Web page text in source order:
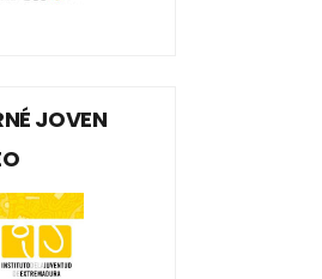
JOVEN